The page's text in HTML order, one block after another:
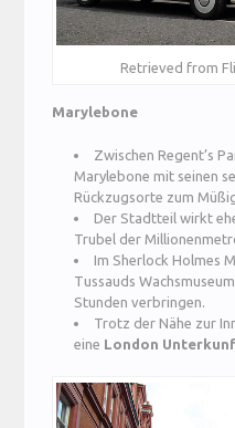
Retrieved from
Marylebone
Zwischen Regent’s
Marylebone mit seinen
Rückzugsorte zum
Der Stadtteil wirkt
Trubel der
Im Sherlock Holmes
Tussauds
Stunden verbringen.
Trotz der Nähe zur
eine London